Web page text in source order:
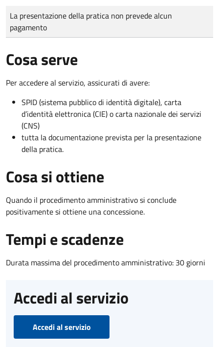
Tipo di pagamento
Importo
La presentazione della pratica non prevede alcun
pagamento
Cosa serve
Per accedere al servizio, assicurati di avere:
SPID (sistema pubblico di identità digitale), carta
d’identità elettronica (CIE) o carta nazionale dei servizi
(CNS)
tutta la documentazione prevista per la presentazione
della pratica.
Cosa si ottiene
Quando il procedimento amministrativo si conclude
positivamente si ottiene una concessione.
Tempi e scadenze
Durata massima del procedimento amministrativo: 30 giorni
Accedi al servizio
Accedi al servizio